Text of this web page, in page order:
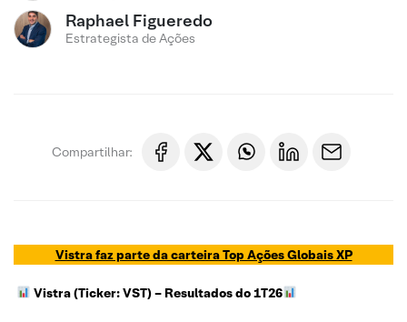
Raphael Figueredo
Estrategista de Ações
Compartilhar:
Vistra faz parte da carteira Top Ações Globais XP
Vistra (Ticker: VST)– Resultados do 1T26